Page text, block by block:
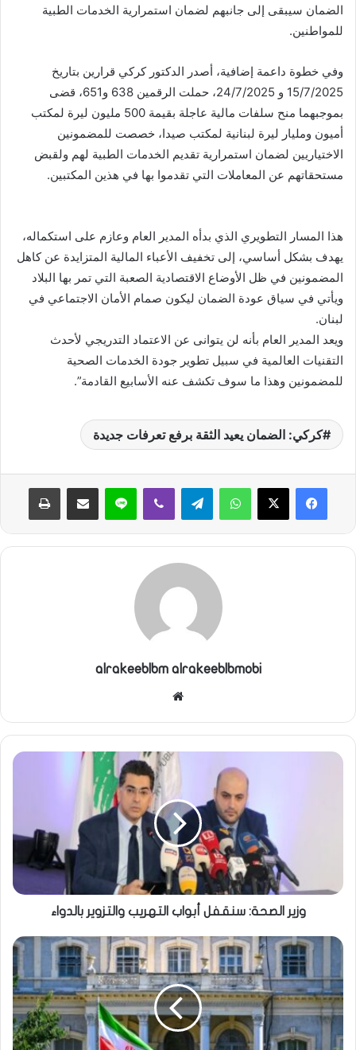
الضمان سيبقى إلى جانبهم لضمان استمرارية الخدمات الطبية
للمواطنين.
وفي خطوة داعمة إضافية، أصدر الدكتور كركي قرارين بتاريخ
15/7/2025 و 24/7/2025، حملت الرقمين 638 و651، قضى
بموجبهما منح سلفات مالية عاجلة بقيمة 500 مليون ليرة لمكتب
أميون ومليار ليرة لبنانية لمكتب صيدا، خصصت للمضمونين
الاختياريين لضمان استمرارية تقديم الخدمات الطبية لهم ولقبض
مستحقاتهم عن المعاملات التي تقدموا بها في هذين المكتبين.
هذا المسار التطويري الذي بدأه المدير العام وعازم على استكماله،
يهدف بشكل أساسي، إلى تخفيف الأعباء المالية المتزايدة عن كاهل
المضمونين في ظل الأوضاع الاقتصادية الصعبة التي تمر بها البلاد
ويأتي في سياق عودة الضمان ليكون صمام الأمان الاجتماعي في
لبنان.
ويعد المدير العام بأنه لن يتوانى عن الاعتماد التدريجي لأحدث
التقنيات العالمية في سبيل تطوير جودة الخدمات الصحية
للمضمونين وهذا ما سوف تكشف عنه الأسابيع القادمة”.
كركي: الضمان يعيد الثقة برفع تعرفات جديدة
واتساب تيلقرام ڤايبر لاين مشاركة عبر البريد طباعة
alrakeeblbm alrakeeblbmobi
وزير الصحة: سنقفل أبواب التهريب والتزوير بالدواء